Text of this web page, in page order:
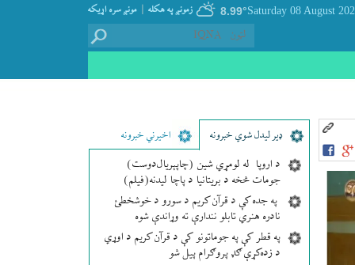
مونږ سره اړيکه | زمونږ په هکله 8.99°
ډير لیدل شوي خبرونه اخیرني خبرونه
د اروپا له لومړي شین (چاپېریال‌دوست)
جومات څخه د بریتانیا د پاچا لیدنه(فیلم)
په جده کې د قرآن کریم د سورو د خوشخطئ
نادره هنري تابلو نندارې ته وړاندې شوه
په قطر کې په جوماتونو کې د قرآن کریم د اوړي
د زده‌کړې ګډ پروګرام پیل شو